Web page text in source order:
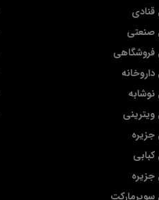
صنعتی
فروشگاهی